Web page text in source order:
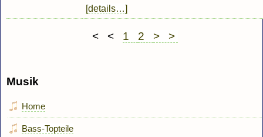
[details…]
< < 1 2 > >
Musik
Home
Bass-Topteile